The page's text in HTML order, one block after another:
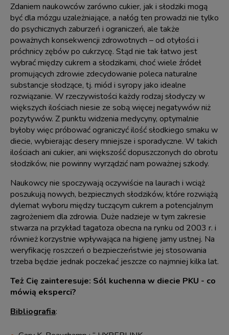
Zdaniem naukowców zarówno cukier, jak i słodziki mogą
być dla mózgu uzależniające, a nałóg ten prowadzi nie tylko
do psychicznych zaburzeń i ograniczeń, ale także
poważnych konsekwencji zdrowotnych – od otyłości i
próchnicy zębów po cukrzycę. Stąd nie tak łatwo jest
wybrać między cukrem a słodzikami, choć wiele źródeł
promujących zdrowie zdecydowanie poleca naturalne
substancje słodzące, tj. miód i syropy jako idealne
rozwiązanie. W rzeczywistości każdy rodzaj słodyczy w
większych ilościach niesie ze sobą więcej negatywów niż
pozytywów. Z punktu widzenia medycyny, optymalnie
byłoby więc próbować ograniczyć ilość słodkiego smaku w
diecie, wybierając desery mniejsze i sporadyczne. W takich
ilościach ani cukier, ani większość dopuszczonych do obrotu
słodzików, nie powinny wyrządzić nam poważnej szkody.
Naukowcy nie spoczywają oczywiście na laurach i wciąż
poszukują nowych, bezpiecznych słodzików, które rozwiążą
dylemat wyboru między tuczącym cukrem a potencjalnym
zagrożeniem dla zdrowia. Duże nadzieje w tym zakresie
stwarza na przykład tagatoza obecna na rynku od 2003 r. i
również korzystnie wpływająca na higienę jamy ustnej. Na
weryfikację roszczeń o bezpieczeństwie jej stosowania
trzeba będzie jednak poczekać jeszcze co najmniej kilka lat.
Też Cię zainteresuje: Sól kuchenna w diecie PKU - co
mówią eksperci?
Bibliografia: